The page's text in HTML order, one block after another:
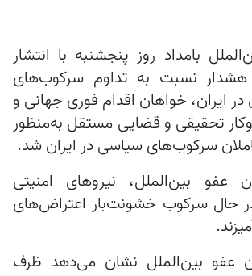
بامداد روز پنجشنبه با انتشار
هشدار نسبت به تداوم سرکوب‌‌های
ایران، خواهان اقدام فوری جهانی و
تحقیقی و قضایی مستقل به‌منظور
سرکوب‌های سیاسی در ایران شد.
عفو بین‌الملل، نیروهای امنیتی
حال سرکوب خشونت‌بار اعتراض‌های
عفو بین‌الملل نشان می‌دهد ظرف